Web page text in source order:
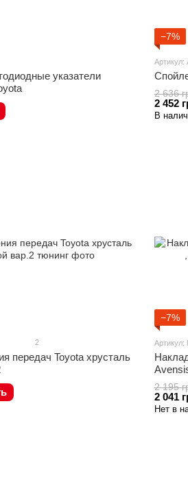
указатели
−7%
Артикул:
2 636
2 452
В
2
передач Toyota хрусталь
−7%
Артикул:
2 195
2 041
Нет в